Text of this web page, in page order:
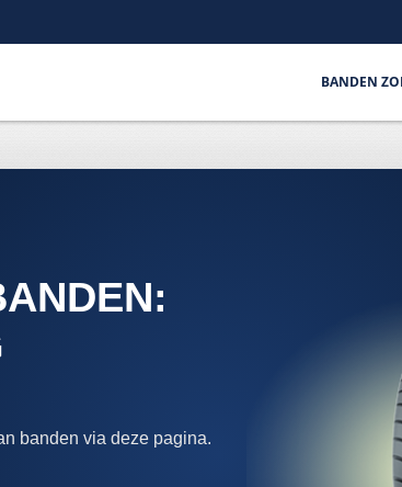
BANDEN
banden via deze pagina.